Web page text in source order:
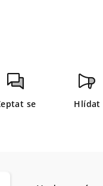
se Hlídat